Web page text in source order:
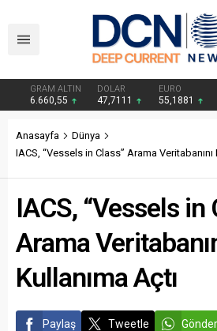
GRAM ALTIN
6.660,55
DOLAR
47,7111
EURO
55,1881
Anasayfa
Dünya
IACS, “Vessels in Class” Arama Veritabanını
IACS, “Vessels in
Arama
Kullanıma Açtı
Paylaş Tweetle Gönder